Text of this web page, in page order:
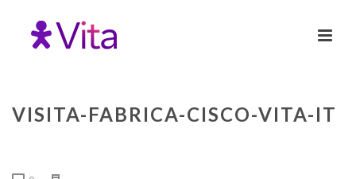
VISITA-FABRICA-CISCO-VITA-IT